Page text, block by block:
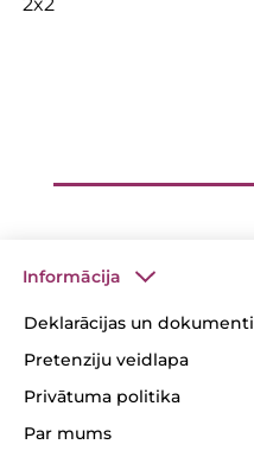
Informācija
Deklarācijas un dokumenti
Pretenziju veidlapa
Privātuma politika
Par mums